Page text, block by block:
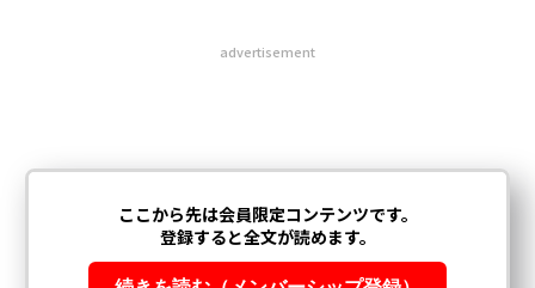
advertisement